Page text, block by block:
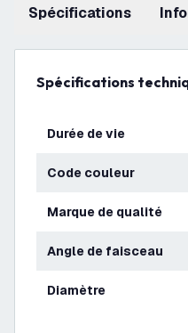
Spécifications
Spécifications
Durée de vie
Code couleur
Marque de qualité
Angle de faisceau
Diamètre